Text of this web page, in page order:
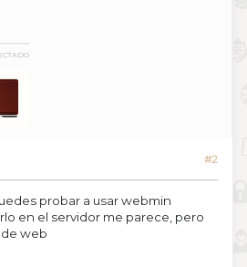
#2
probar a usar webmin
en el servidor me parece, pero
de web